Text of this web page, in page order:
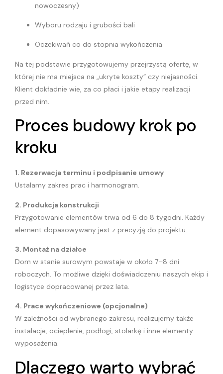
nowoczesny)
Wyboru rodzaju i grubości bali
Oczekiwań co do stopnia wykończenia
Na tej podstawie przygotowujemy przejrzystą ofertę, w
której nie ma miejsca na „ukryte koszty” czy niejasności.
Klient dokładnie wie, za co płaci i jakie etapy realizacji
przed nim.
Proces budowy krok po
kroku
1. Rezerwacja terminu i podpisanie umowy
Ustalamy zakres prac i harmonogram.
2. Produkcja konstrukcji
Przygotowanie elementów trwa od 6 do 8 tygodni. Każdy
element dopasowywany jest z precyzją do projektu.
3. Montaż na działce
Dom w stanie surowym powstaje w około 7–8 dni
roboczych. To możliwe dzięki doświadczeniu naszych ekip i
logistyce dopracowanej przez lata.
4. Prace wykończeniowe (opcjonalne)
W zależności od wybranego zakresu, realizujemy także
instalacje, ocieplenie, podłogi, stolarkę i inne elementy
wyposażenia.
Dlaczego warto wybrać